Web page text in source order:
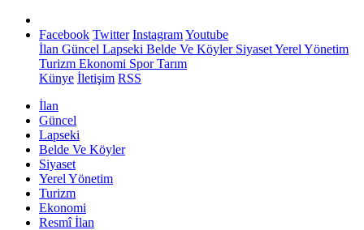
Facebook Twitter InstagramYoutube
İlan Güncel Lapseki Belde Ve KöylerSiyasetYerel Yönetim
Turizm Ekonomi SporTarım
Künye İletişim RSS
İlan
Güncel
Lapseki
Belde Ve Köyler
Siyaset
Yerel Yönetim
Turizm
Ekonomi
Resmî İlan